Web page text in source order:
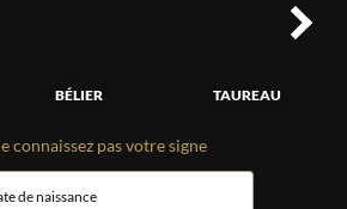
BÉLIER TAUREAU
connaissez pas votre signe